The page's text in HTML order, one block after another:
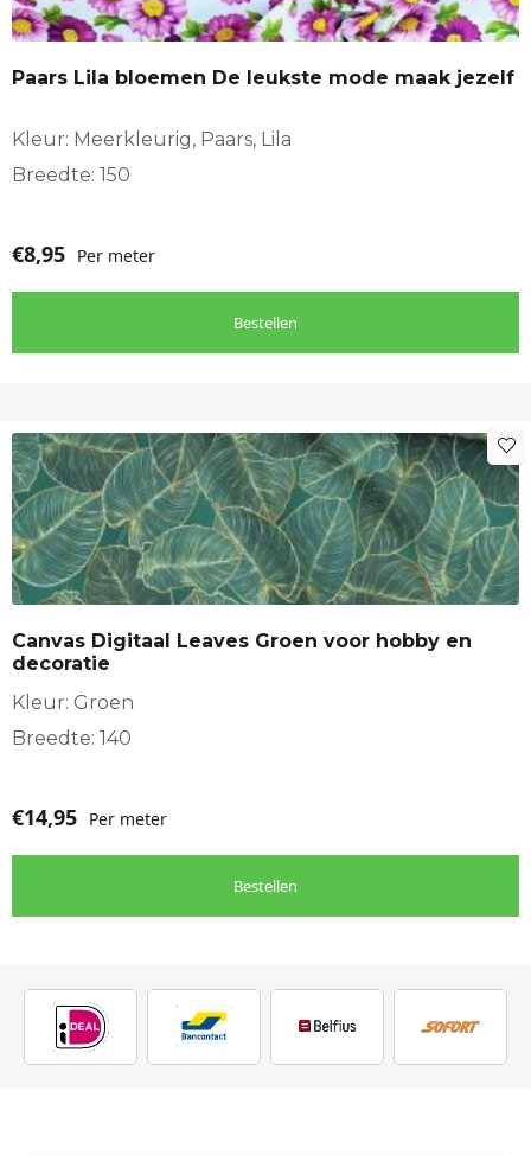
Paars Lila bloemen De leukste mode maak jezelf
Kleur: Meerkleurig, Paars, Lila
Breedte: 150
€8,95 Per meter
Bestellen
Canvas Digitaal Leaves Groen voor hobby en
decoratie
Kleur: Groen
Breedte: 140
€14,95 Per meter
Bestellen